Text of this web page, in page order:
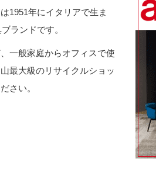
1951年にイタリアで生ま
ランドです。
一般家庭からオフィスで使
最大級のリサイクルショッ
さい。